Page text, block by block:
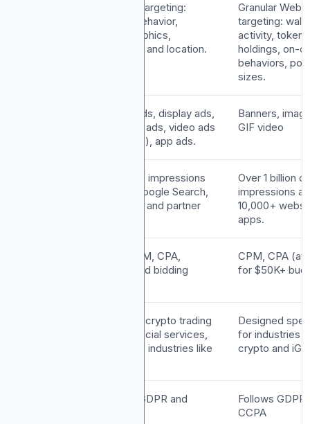
Granular targeting:
search behavior,
demographics,
interests, and location.
Granular Web3
targeting:
activity, token
holdings, on-
behaviors,
sizes.
Search ads, display ads,
shopping ads, video ads
(YouTube), app ads.
Banners,
GIF video
Billions of impressions
across Google Search,
YouTube, and partner
Over 1 billion
impressions
10,000+
apps.
CPC, CPM, CPA,
automated bidding
CPM, CPA
for $50K+
Limits on crypto trading
ads, financial services,
and niche industries like
Designed
for industries
crypto and
Follows GDPR and
Follows GDPR
CCPA